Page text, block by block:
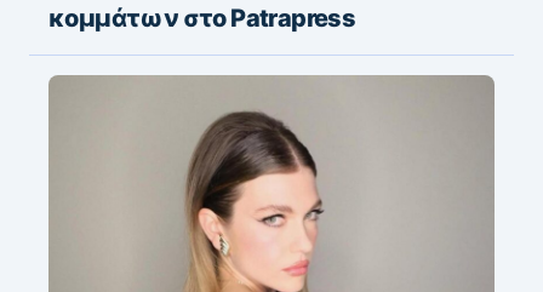
κομμάτων στο Patrapress